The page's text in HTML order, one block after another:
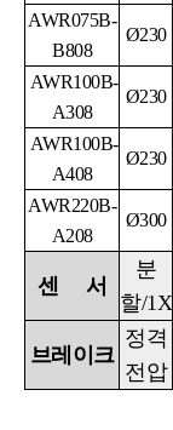
AWR075B-
B808
Ø230
AWR100B-
A308
Ø230
AWR100B-
A408
Ø230
AWR220B-
A208
Ø300
센 서
분
할/1X
브레이크
정격
전압